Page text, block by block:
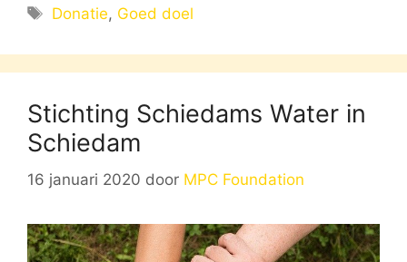
Tags
Donatie, Goed doel
Stichting Schiedams Water in
Schiedam
16 januari 2020 door MPC Foundation